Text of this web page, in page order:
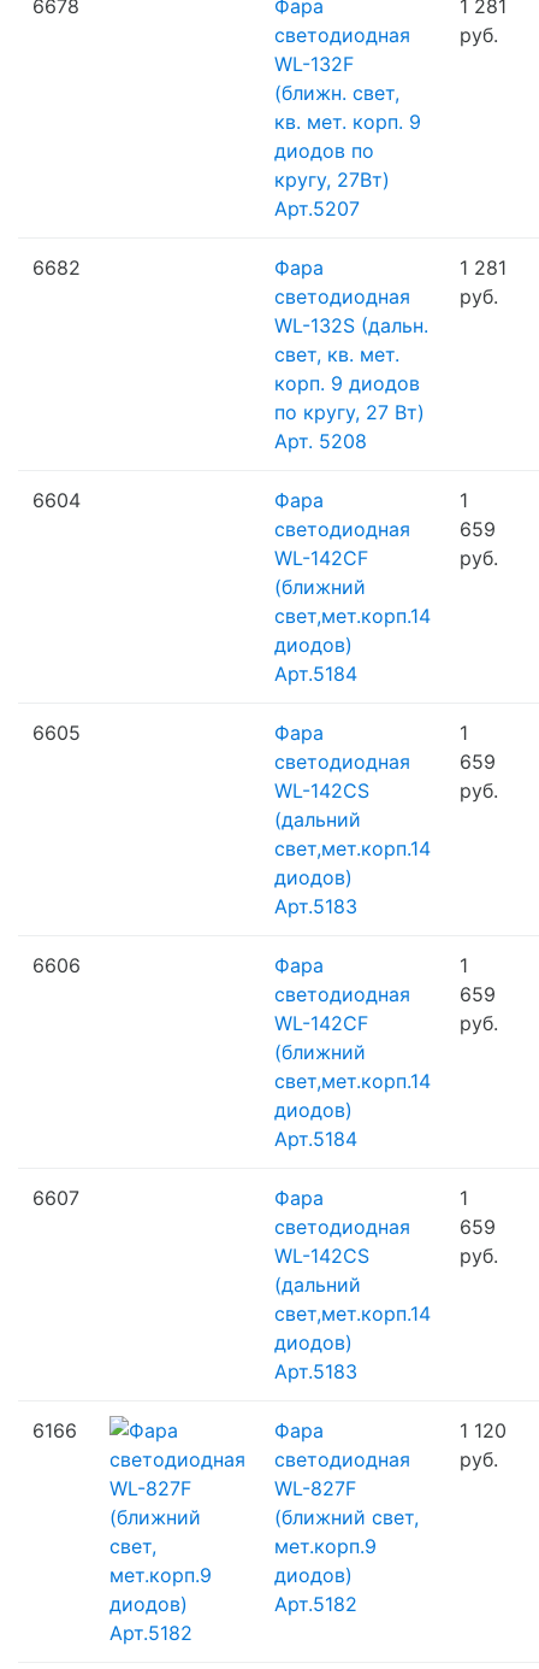
6678
Фара
светодиодная
WL-132F
(ближн. свет,
кв. мет. корп. 9
диодов по
кругу, 27Вт)
Арт.5207
1 281
руб.
6682
Фара
светодиодная
WL-132S (дальн.
свет, кв. мет.
корп. 9 диодов
по кругу, 27 Вт)
Арт. 5208
1 281
руб.
6604
Фара
светодиодная
WL-142CF
(ближний
свет,мет.корп.14
диодов)
Арт.5184
1
659
руб.
6605
Фара
светодиодная
WL-142CS
(дальний
свет,мет.корп.14
диодов)
Арт.5183
1
659
руб.
6606
Фара
светодиодная
WL-142CF
(ближний
свет,мет.корп.14
диодов)
Арт.5184
1
659
руб.
6607
Фара
светодиодная
WL-142CS
(дальний
свет,мет.корп.14
диодов)
Арт.5183
1
659
руб.
6166
Фара
светодиодная
WL-827F
(ближний свет,
мет.корп.9
диодов)
Арт.5182
1 120
руб.